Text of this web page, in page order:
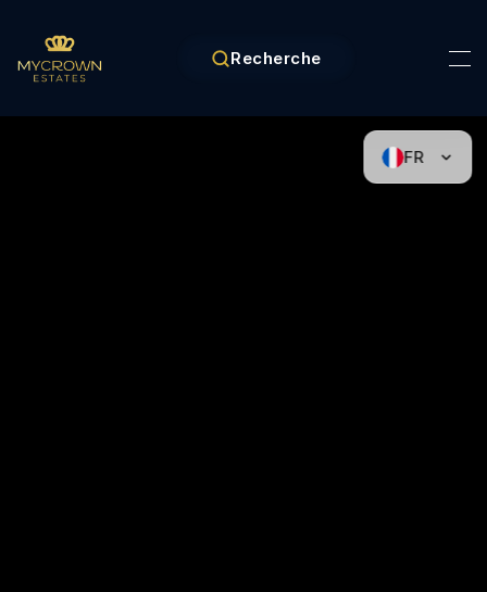
Recherche
FR